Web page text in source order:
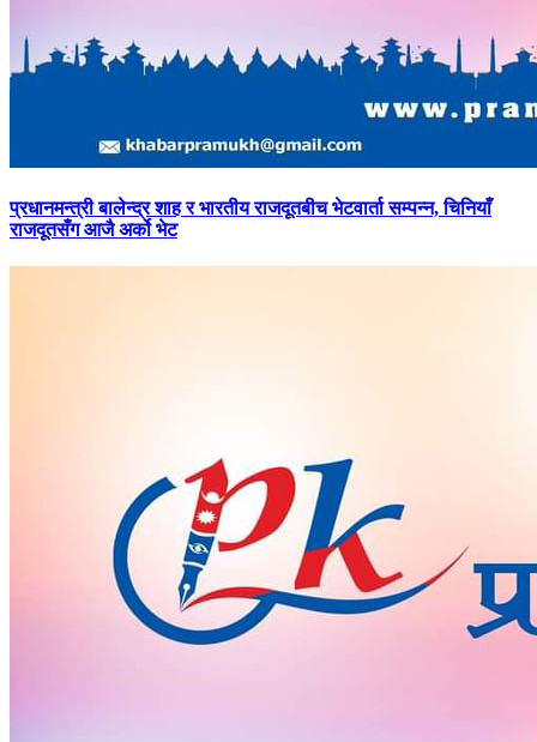
प्रधानमन्त्रीबालेन्द्र शाह र भारतीय राजदूतबीच भेटवार्ता सम्पन्न, चिनियाँ
राजदूतसँग आजै अर्को भेट